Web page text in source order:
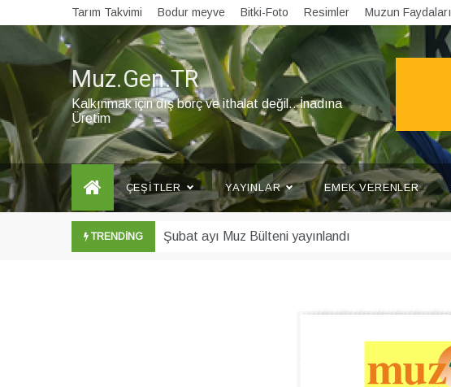
to
Tarım Takvimi Bodur meyve Bitki-Foto Resimler Muzun Faydaları
Muz.Gen.TR
Kalkınmak için dış borç ve ithalat değil.. İnadına
Üretim
ÇEŞITLER YAYINLAR EMEK VERENLER
TRENDING Şubat ayı Muz Bülteni yayınlandı